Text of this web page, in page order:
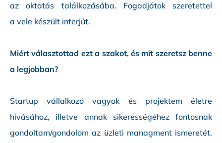
az oktatás találkozásába. Fogadjátok szeretettel
a vele készült interjút.
Miért választottad ezt a szakot, és mit szeretsz benne
a legjobban?
Startup vállalkozó vagyok és projektem életre
hívásához, illetve annak sikerességéhez fontosnak
gondoltam/gondolom az üzleti managment ismeretét.